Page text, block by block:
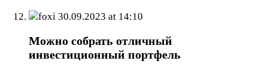
foxi 30.09.2023 at 14:10
Можно собрать отличный
инвестиционный портфель